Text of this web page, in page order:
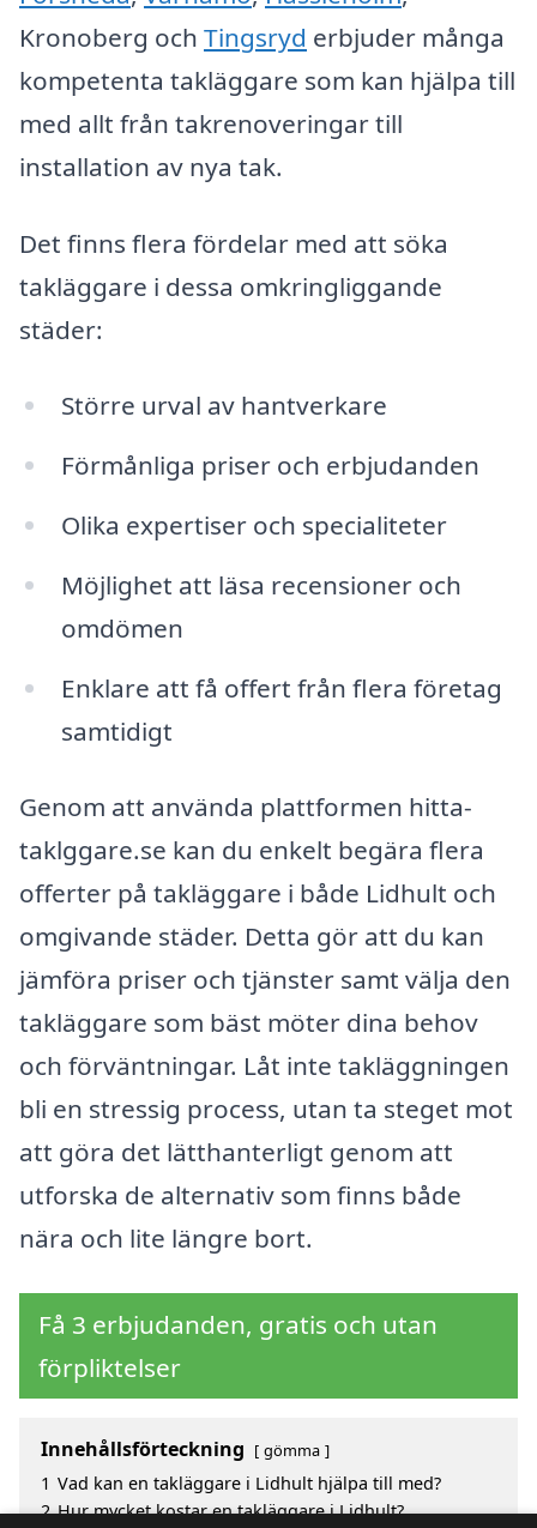
Kronoberg och Tingsryd erbjuder många
kompetenta takläggare som kan hjälpa till
med allt från takrenoveringar till
installation av nya tak.
Det finns flera fördelar med att söka
takläggare i dessa omkringliggande
städer:
Större urval av hantverkare
Förmånliga priser och erbjudanden
Olika expertiser och specialiteter
Möjlighet att läsa recensioner och
omdömen
Enklare att få offert från flera företag
samtidigt
Genom att använda plattformen hitta-
taklggare.se kan du enkelt begära flera
offerter på takläggare i både Lidhult och
omgivande städer. Detta gör att du kan
jämföra priser och tjänster samt välja den
takläggare som bäst möter dina behov
och förväntningar. Låt inte takläggningen
bli en stressig process, utan ta steget mot
att göra det lätthanterligt genom att
utforska de alternativ som finns både
nära och lite längre bort.
Få 3 erbjudanden, gratis och utan
förpliktelser
Innehållsförteckning gömma
1 Vad kan en takläggare i Lidhult hjälpa till med?
2 Hur mycket kostar en takläggare i Lidhult?